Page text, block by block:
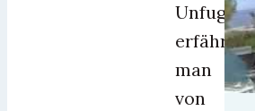
Unfug
erfährt
man
von